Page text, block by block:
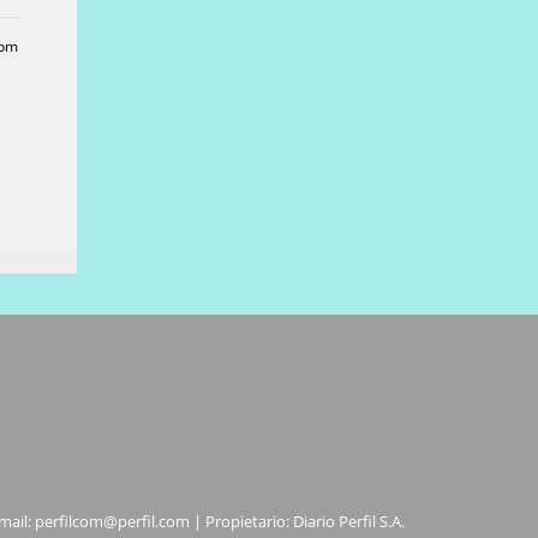
perfilcom@perfil.com | Propietario: Diario Perfil S.A.